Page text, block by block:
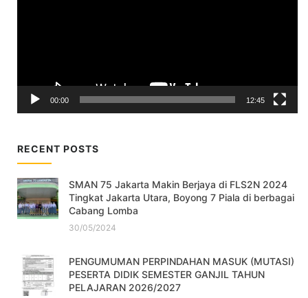
00:00 12:45
RECENT POSTS
SMAN 75 Jakarta Makin Berjaya di FLS2N 2024
Tingkat Jakarta Utara, Boyong 7 Piala di berbagai
Cabang Lomba
30/05/2024
PENGUMUMAN PERPINDAHAN MASUK (MUTASI)
PESERTA DIDIK SEMESTER GANJIL TAHUN
PELAJARAN 2026/2027